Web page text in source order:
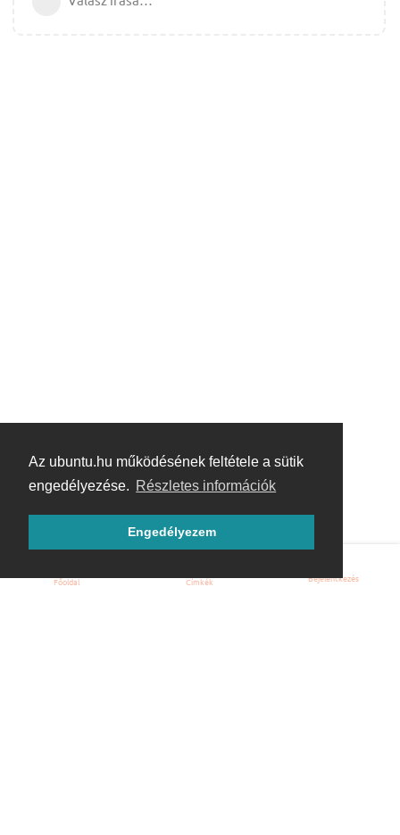
Az ubuntu.hu működésének feltétele a sütik
engedélyezése. Részletes információk
Engedélyezem
Főoldal Címkék Bejelentkezés